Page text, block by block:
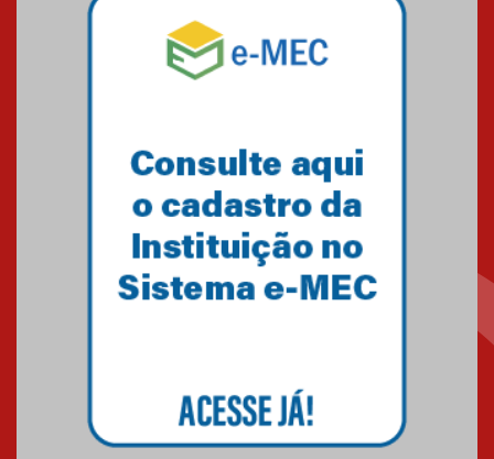
Semana Internacional
Mackenzie promove parcerias
internacionais
Oncologista do HUEM ressalta
importância da prevenção e
diagnóstico precoce do câncer
de pulmão
03.08.2026
03.08.2026